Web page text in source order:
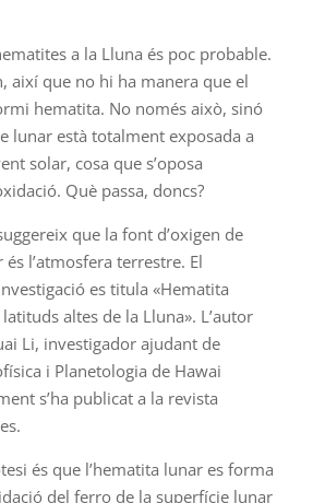
a la Lluna és poc probable.
així que no hi ha manera que el
hematita. No només això, sinó
lunar està totalment exposada a
solar, cosa que s’oposa
Què passa, doncs?
que la font d’oxigen de
és l’atmosfera terrestre. El
es titula «Hematita
altes de la Lluna». L’autor
Li, investigador ajudant de
i Planetologia de Hawai
s’ha publicat a la revista
és que l’hematita lunar es forma
del ferro de la superfície lunar